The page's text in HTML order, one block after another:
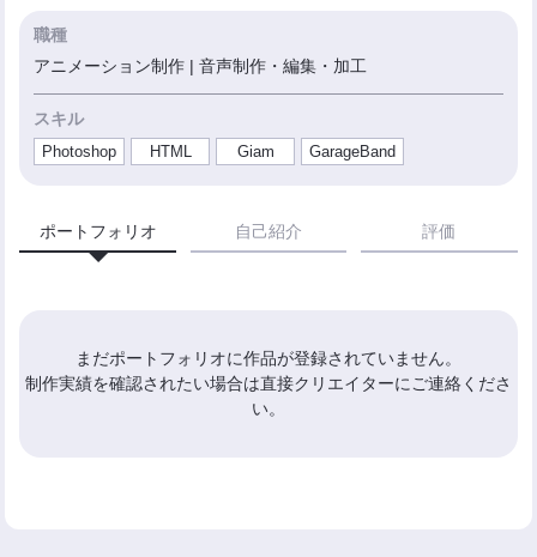
職種
アニメーション制作 | 音声制作・編集・加工
スキル
Photoshop HTML Giam GarageBand
ポートフォリオ 自己紹介 評価
まだポートフォリオに作品が登録されていません。
制作実績を確認されたい場合は直接クリエイターにご連絡くださ
い。